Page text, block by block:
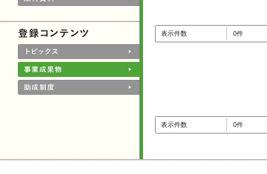
表示件数 0件
表示件数 0件